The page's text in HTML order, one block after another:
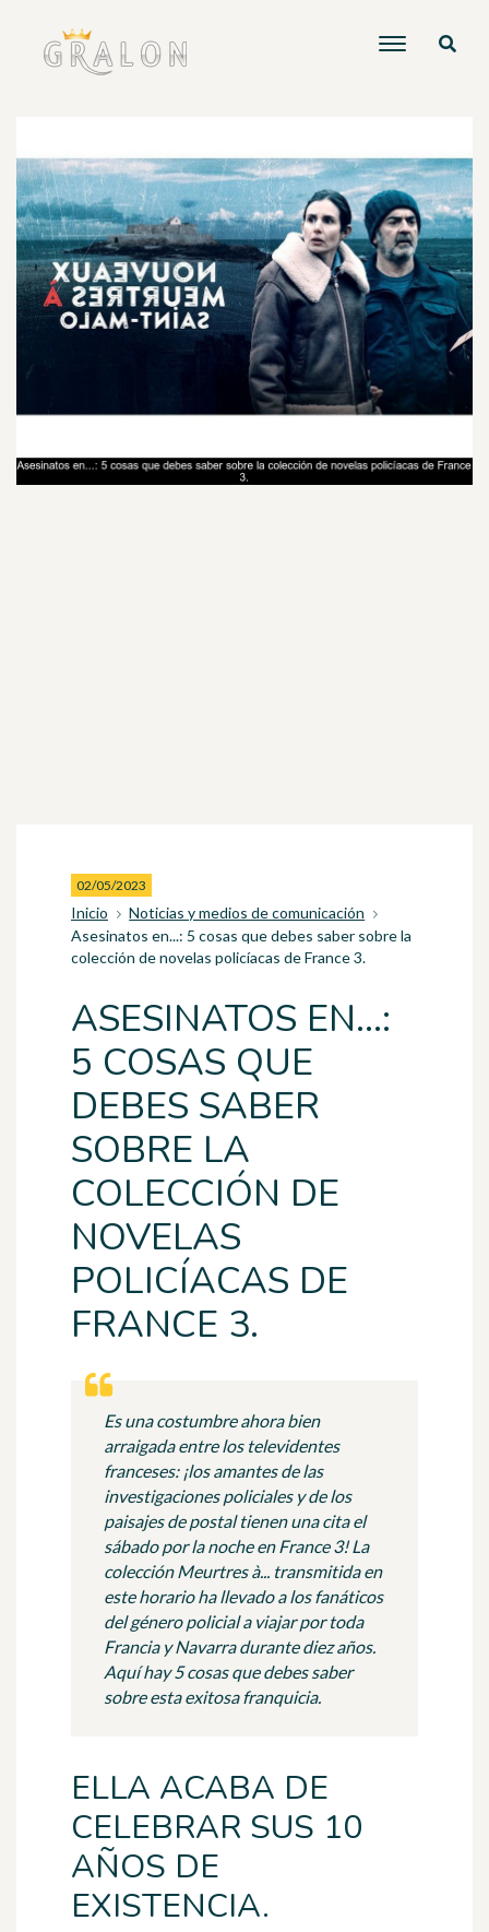
02/05/2023
Inicio
Noticias y medios de comunicación
Asesinatos en...: 5 cosas que debes saber sobre la
colección de novelas policíacas de France 3.
ASESINATOS EN...:
5 COSAS QUE
DEBES SABER
SOBRE LA
COLECCIÓN DE
NOVELAS
POLICÍACAS DE
FRANCE 3.
Es una costumbre ahora bien
arraigada entre los televidentes
franceses: ¡los amantes de las
investigaciones policiales y de los
paisajes de postal tienen una cita el
sábado por la noche en France 3! La
colección Meurtres à... transmitida en
este horario ha llevado a los fanáticos
del género policial a viajar por toda
Francia y Navarra durante diez años.
Aquí hay 5 cosas que debes saber
sobre esta exitosa franquicia.
ELLA ACABA DE
CELEBRAR SUS 10
AÑOS DE
EXISTENCIA.